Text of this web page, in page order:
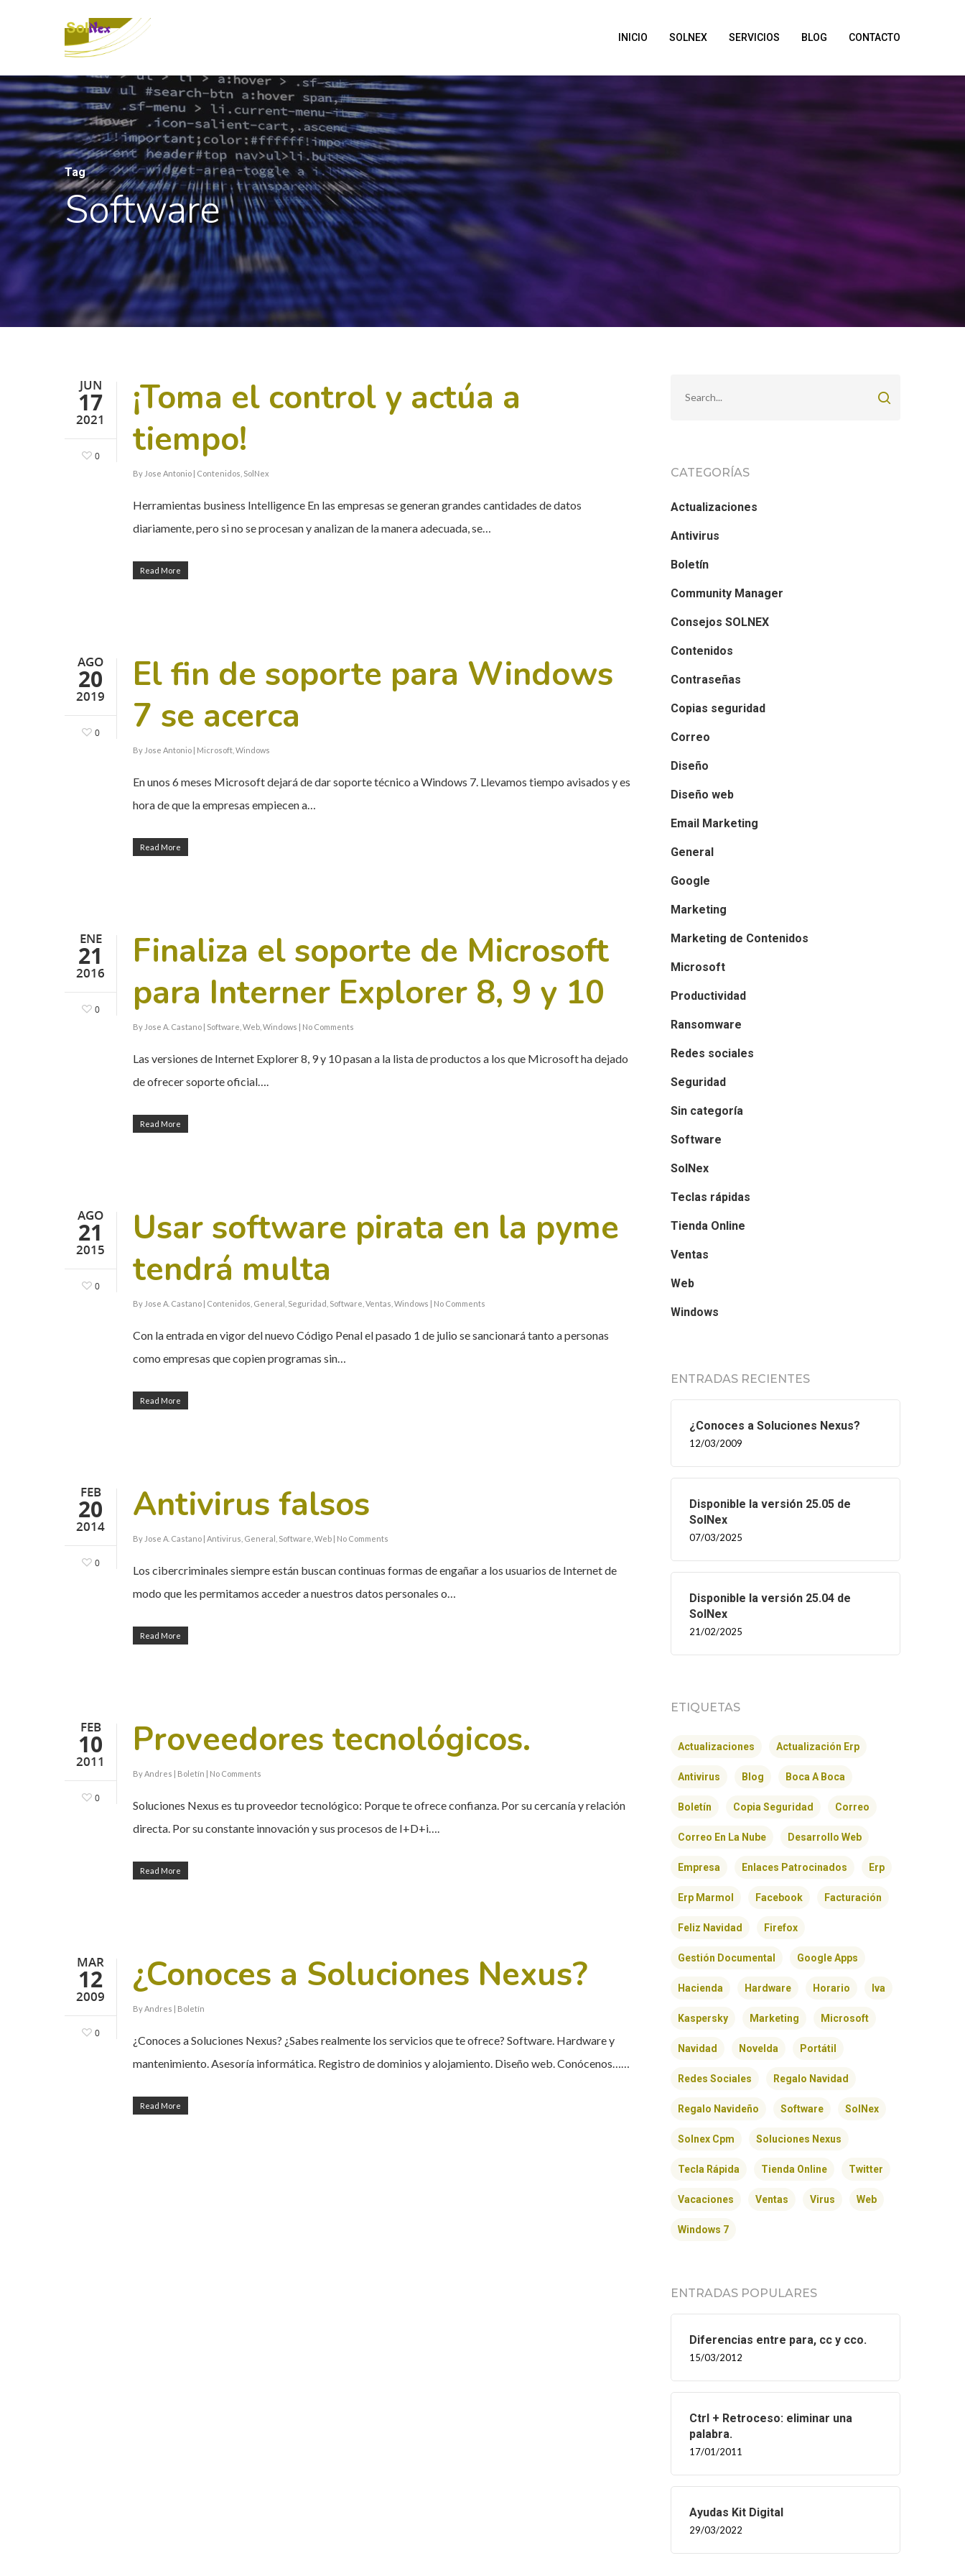
INICIO SOLNEX SERVICIOS BLOG CONTACTO
Tag
Software
JUN
17
2021
0
¡Toma el control y actúa a
tiempo!
By Jose Antonio | Contenidos SolNex
Herramientas business Intelligence En las empresas se generan grandes cantidades de datos
diariamente, pero si no se procesan y analizan de la manera adecuada, se…
Read More
AGO
20
2019
0
El fin de soporte para Windows
7 se acerca
By Jose Antonio | Microsoft Windows
En unos 6 meses Microsoft dejará de dar soporte técnico a Windows 7. Llevamos tiempo avisados y es
hora de que la empresas empiecen a…
Read More
ENE
21
2016
0
Finaliza el soporte de Microsoft
para Interner Explorer 8, 9 y 10
By Jose A. Castano | Software Web Windows | No Comments
Las versiones de Internet Explorer 8, 9 y 10 pasan a la lista de productos a los que Microsoft ha dejado
de ofrecer soporte oficial….
Read More
AGO
21
2015
0
Usar software pirata en la pyme
tendrá multa
By Jose A. Castano | Contenidos General Seguridad Software Ventas Windows | No Comments
Con la entrada en vigor del nuevo Código Penal el pasado 1 de julio se sancionará tanto a personas
como empresas que copien programas sin…
Read More
FEB
20
2014
0
Antivirus falsos
By Jose A. Castano | Antivirus General Software Web | No Comments
Los cibercriminales siempre están buscan continuas formas de engañar a los usuarios de Internet de
modo que les permitamos acceder a nuestros datos personales o…
Read More
FEB
10
2011
0
Proveedores tecnológicos.
By Andres | Boletín | No Comments
Soluciones Nexus es tu proveedor tecnológico: Porque te ofrece confianza. Por su cercanía y relación
directa. Por su constante innovación y sus procesos de I+D+i….
Read More
MAR
12
2009
0
¿Conoces a Soluciones Nexus?
By Andres | Boletín
¿Conoces a Soluciones Nexus? ¿Sabes realmente los servicios que te ofrece? Software. Hardware y
mantenimiento. Asesoría informática. Registro de dominios y alojamiento. Diseño web. Conócenos……
Read More
CATEGORÍAS
Actualizaciones
Antivirus
Boletín
Community Manager
Consejos SOLNEX
Contenidos
Contraseñas
Copias seguridad
Correo
Diseño
Diseño web
Email Marketing
General
Google
Marketing
Marketing de Contenidos
Microsoft
Productividad
Ransomware
Redes sociales
Seguridad
Sin categoría
Software
SolNex
Teclas rápidas
Tienda Online
Ventas
Web
Windows
ENTRADAS RECIENTES
¿Conoces a Soluciones Nexus?
12/03/2009
Disponible la versión 25.05 de
SolNex
07/03/2025
Disponible la versión 25.04 de
SolNex
21/02/2025
ETIQUETAS
Actualizaciones Actualización Erp
Antivirus Blog Boca A Boca
Boletín Copia Seguridad Correo
Correo En La Nube Desarrollo Web
Empresa Enlaces Patrocinados Erp
Erp Marmol Facebook Facturación
Feliz Navidad Firefox
Gestión Documental Google Apps
Hacienda Hardware Horario Iva
Kaspersky Marketing Microsoft
Navidad Novelda Portátil
Redes Sociales Regalo Navidad
Regalo Navideño Software SolNex
Solnex Cpm Soluciones Nexus
Tecla Rápida Tienda Online Twitter
Vacaciones Ventas Virus Web
Windows 7
ENTRADAS POPULARES
Diferencias entre para, cc y cco.
15/03/2012
Ctrl + Retroceso: eliminar una
palabra.
17/01/2011
Ayudas Kit Digital
29/03/2022